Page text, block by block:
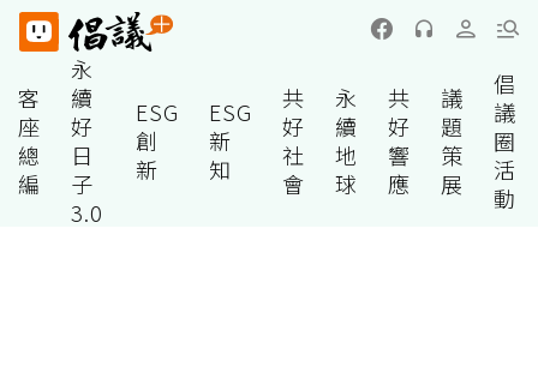
客
座
總
編
永
續
好
日
子
3.0
ESG
創
新
ESG
新
知
共
好
社
會
永
續
地
球
共
好
響
應
議
題
策
展
倡
議
圈
活
動